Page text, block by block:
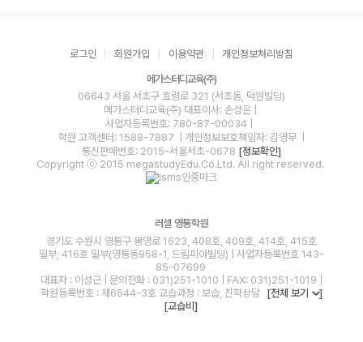
로그인 회원가입 이용약관 개인정보처리방침
메가스터디교육(주)
06643 서울 서초구 효령로 321 (서초동, 덕원빌딩)
메가스터디교육(주) 대표이사: 손성은 |
사업자등록번호: 780-87-00034
학원 고객센터: 1588-7887
| 개인정보보호책임자: 김영무
통신판매번호: 2015-서울서초-0678 [정보확인]
Copyright ⓒ 2015 megastudyEdu.Co.Ltd. All right reserved.
러셀 영통학원
경기도 수원시 영통구 봉영로 1623, 408호, 409호, 414호, 415호
일부, 416호 일부(영통동958-1, 드림피아빌딩) | 사업자등록번호 143-
85-07699
대표자 : 이성근 | 문의전화 : 031)251-1010 | FAX: 031)251-1019 |
학원등록번호 : 제6544-3호 교습과정 : 보습, 진학상담 [전체 보기
]
[교습비]